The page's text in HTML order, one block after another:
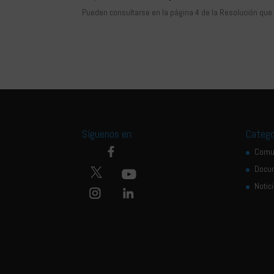
Pueden consultarse en la página 4 de la Resolución
Síguenos en: